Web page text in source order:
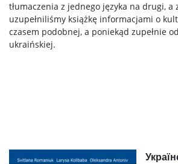
tłumaczenia z jednego języka na drugi, a
uzupełniliśmy książkę informacjami o
czasem podobnej, a poniekąd zupełnie
ukraińskiej.